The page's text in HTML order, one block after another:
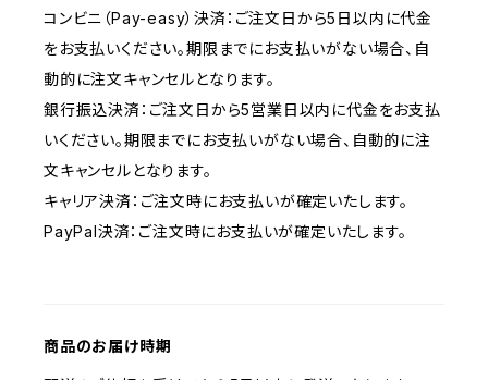
コンビニ（Pay-easy）決済：ご注文日から5日以内に代金
をお支払いください。期限までにお支払いがない場合、自
動的に注文キャンセルとなります。
銀行振込決済：ご注文日から5営業日以内に代金をお支払
いください。期限までにお支払いがない場合、自動的に注
文キャンセルとなります。
キャリア決済：ご注文時にお支払いが確定いたします。
PayPal決済：ご注文時にお支払いが確定いたします。
商品のお届け時期